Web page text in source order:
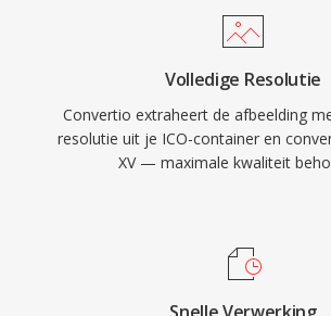
Volledige Resolutie
Convertio extraheert de afbeelding
resolutie uit je ICO-container en
XV — maximale kwaliteit